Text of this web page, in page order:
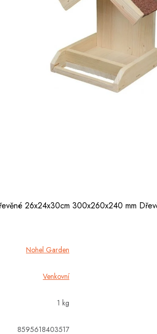
26x24x30cm 300x260x240 mm
Nohel Garden
Venkovní
1 kg
8595618403517